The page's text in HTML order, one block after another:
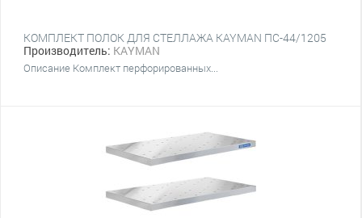
КОМПЛЕКТ ПОЛОК ДЛЯ СТЕЛЛАЖА KAYMAN ПС-44/1205
Производитель: KAYMAN
Описание Комплект перфорированных...